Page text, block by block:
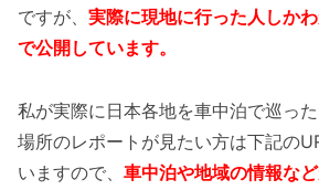
ですが、 実際に現地に行った人しか
で公開しています。
私が実際に日本各地を車中泊で巡っ
場所のレポートが見たい方は下記の
いますので、 車中泊や地域の情報な